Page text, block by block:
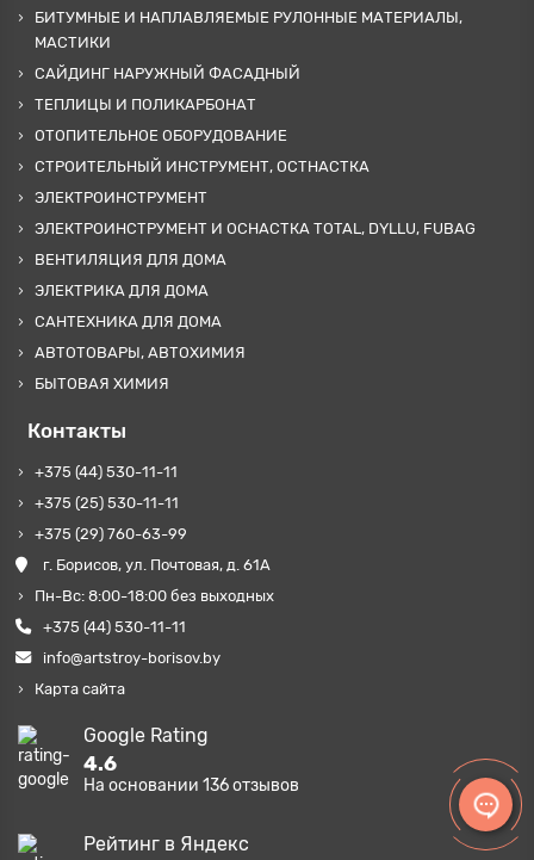
БИТУМНЫЕ И НАПЛАВЛЯЕМЫЕ РУЛОННЫЕ МАТЕРИАЛЫ,
МАСТИКИ
САЙДИНГ НАРУЖНЫЙ ФАСАДНЫЙ
ТЕПЛИЦЫ И ПОЛИКАРБОНАТ
ОТОПИТЕЛЬНОЕ ОБОРУДОВАНИЕ
СТРОИТЕЛЬНЫЙ ИНСТРУМЕНТ, ОСТНАСТКА
ЭЛЕКТРОИНСТРУМЕНТ
ЭЛЕКТРОИНСТРУМЕНТ И ОСНАСТКА TOTAL, DYLLU, FUBAG
ВЕНТИЛЯЦИЯ ДЛЯ ДОМА
ЭЛЕКТРИКА ДЛЯ ДОМА
САНТЕХНИКА ДЛЯ ДОМА
АВТОТОВАРЫ, АВТОХИМИЯ
БЫТОВАЯ ХИМИЯ
Контакты
+375 (44) 530-11-11
+375 (25) 530-11-11
+375 (29) 760-63-99
г. Борисов, ул. Почтовая, д. 61А
Пн-Вс: 8:00-18:00 без выходных
+375 (44) 530-11-11
info@artstroy-borisov.by
Карта сайта
Google Rating
4.6
На основании 136отзывов
Рейтинг в Яндекс